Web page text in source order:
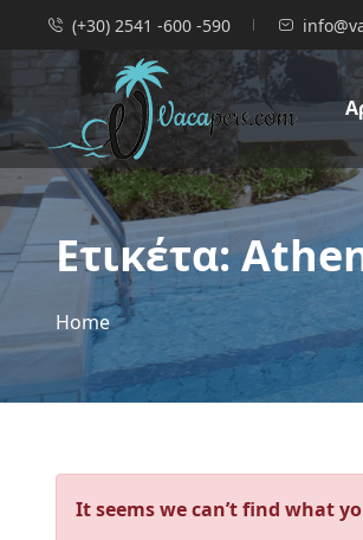
(+30) 2541 -600 -590
Ετικέτα:
Home
It seems we can’t find what